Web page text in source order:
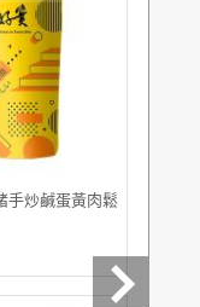
手炒鹹蛋黃肉鬆
$85